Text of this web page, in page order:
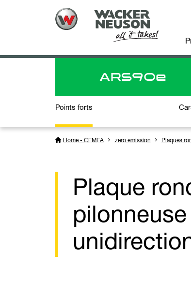
ARS90e
Points forts
Home - CEMEA zero emission Plaques
Plaque